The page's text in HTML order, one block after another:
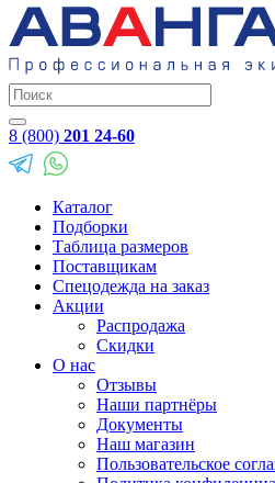
8 (800) 201 24-60
Каталог
Подборки
Таблица размеров
Поставщикам
Спецодежда на заказ
Акции
Распродажа
Скидки
О нас
Отзывы
Наши партнёры
Документы
Наш магазин
Пользовательское